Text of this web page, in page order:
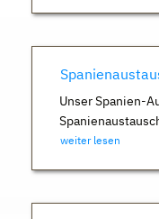
Unser Spanien-
weiter lesen